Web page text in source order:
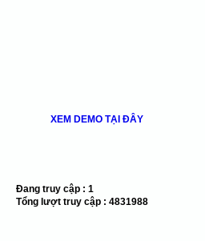
XEM DEMO TẠI ĐÂY
Đang truy cập : 1
Tổng lượt truy cập : 4831988